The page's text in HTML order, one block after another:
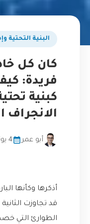
البنية التحتية
كان كل
فريدة:
الانجراف
أبو عمر 4 يونيو، 2026
أذكرها وكأنها
قد تجاوزت
الطوارئ التي